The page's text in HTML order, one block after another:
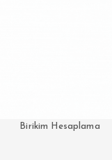
Birikim Hesaplama